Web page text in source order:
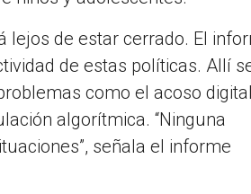
lejos de estar cerrado. El
de estas políticas. Allí
como el acoso
algorítmica. “Ninguna
señala el informe